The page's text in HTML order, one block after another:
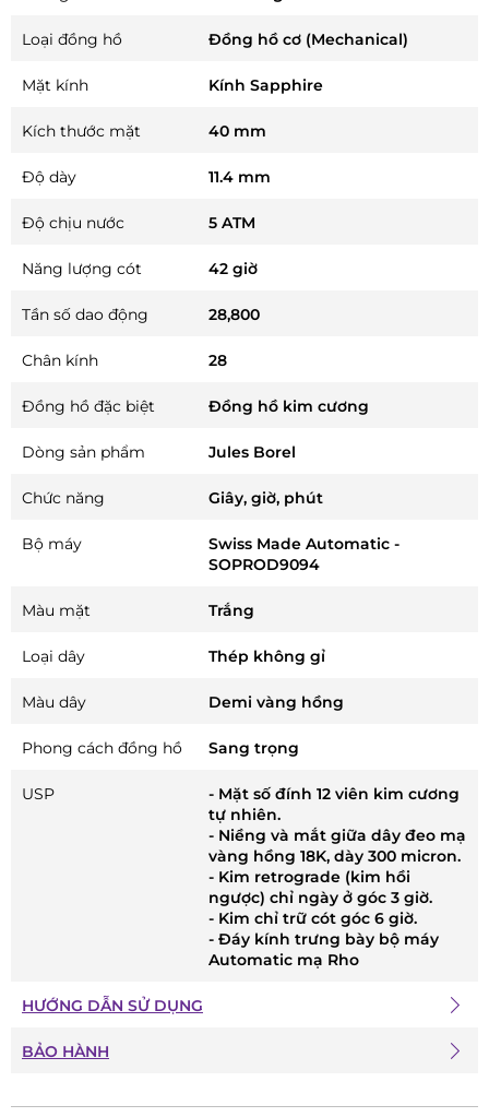
Loại đồng hồ Đồng hồ cơ (Mechanical)
Mặt kính Kính Sapphire
Kích thước mặt 40 mm
Độ dày 11.4 mm
Độ chịu nước 5 ATM
Năng lượng cót 42 giờ
Tần số dao động 28,800
Chân kính 28
Đồng hồ đặc biệt Đồng hồ kim cương
Dòng sản phẩm Jules Borel
Chức năng Giây, giờ, phút
Bộ máy
Swiss Made Automatic -
SOPROD9094
Màu mặt Trắng
Loại dây Thép không gỉ
Màu dây Demi vàng hồng
Phong cách đồng hồ Sang trọng
USP
- Mặt số đính 12 viên kim cương
tự nhiên.
- Niềng và mắt giữa dây đeo mạ
vàng hồng 18K, dày 300 micron.
- Kim retrograde (kim hồi
ngược) chỉ ngày ở góc 3 giờ.
- Kim chỉ trữ cót góc 6 giờ.
- Đáy kính trưng bày bộ máy
Automatic mạ Rho
HƯỚNG DẪN SỬ DỤNG
BẢO HÀNH